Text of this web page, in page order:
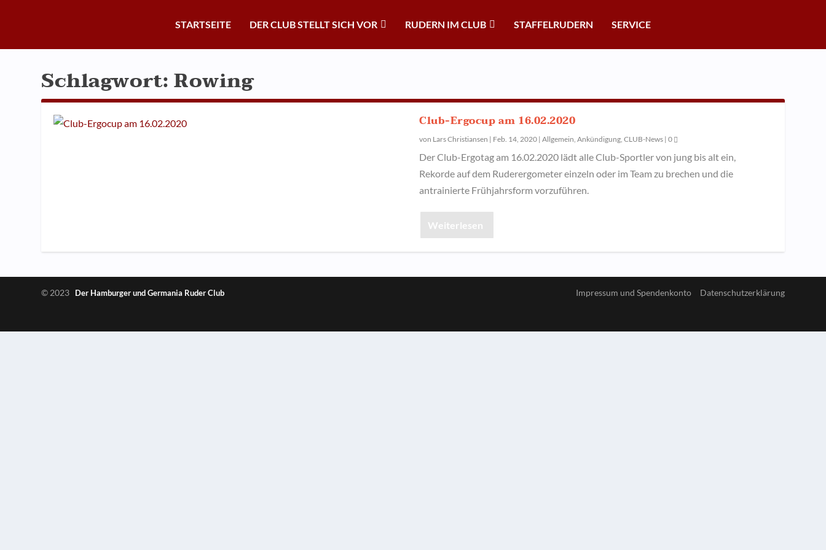
STARTSEITE DER CLUB STELLT SICH VOR RUDERN IM CLUB STAFFELRUDERN SERVICE
Schlagwort:Rowing
Club-Ergocup am 16.02.2020
von Lars Christiansen | Feb. 14, 2020 | Allgemein, Ankündigung, CLUB-News | 0
Der Club-Ergotag am 16.02.2020 lädt alle Club-Sportler von jung bis alt ein,
Rekorde auf dem Ruderergometer einzeln oder im Team zu brechen und die
antrainierte Frühjahrsform vorzuführen.
Weiterlesen
© 2023 Der Hamburger und Germania Ruder Club Impressum und Spendenkonto Datenschutzerklärung